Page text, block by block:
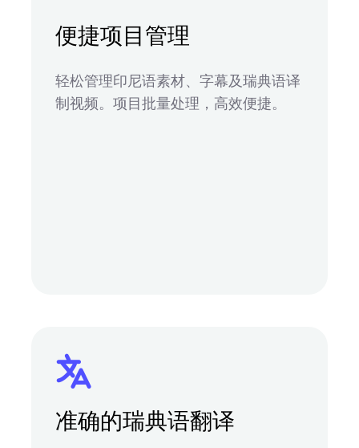
便捷项目管理
轻松管理印尼语素材、字幕及瑞典语译
制视频。项目批量处理，高效便捷。
准确的瑞典语翻译